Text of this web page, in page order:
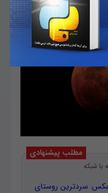
در سال 2007.
مطلب پیشنهادی
با شبکه
سردترین روستای